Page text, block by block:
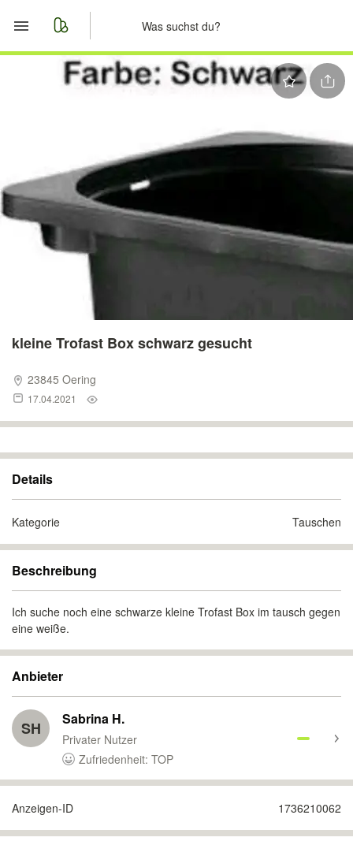
Start
Anzeige aufgeben
kleine Trofast Box schwarz gesucht
23845 Oering
17.04.2021
Details
Kategorie Tauschen
Beschreibung
Ich suche noch eine schwarze kleine Trofast Box im tausch gegen
eine weiße.
Anbieter
SH Sabrina H.
Privater Nutzer
Zufriedenheit: TOP
Anzeigen-ID 1736210062